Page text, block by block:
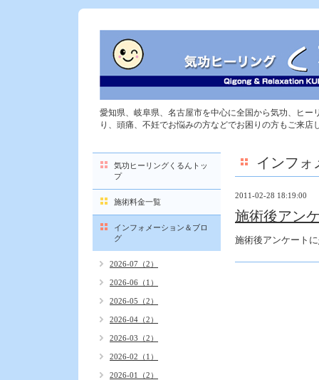
愛知県、岐阜県、名古屋市を中心に全国から気功、ヒー
り、頭痛、不妊でお悩みの方などでお困りの方もご来店
インフォ
2011-02-28 18:19:00
施術後アン
施術後アンケートに
気功ヒーリングくるんトッ
プ
施術料金一覧
インフォメーション＆ブロ
グ
2026-07（2）
2026-06（1）
2026-05（2）
2026-04（2）
2026-03（2）
2026-02（1）
2026-01（2）